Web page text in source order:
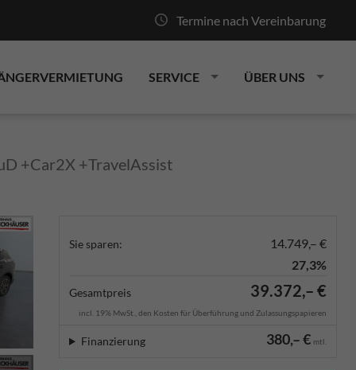
Termine nach Vereinbarung
SERVICE ÜBER UNS
+Car2X +TravelAssist
Sie sparen:
14.749,– €
27,3%
Gesamtpreis 39.372,– €
incl. 19% MwSt., den Kosten für Überführung und Zulassungspapieren
380,– € mtl.
Finanzierung